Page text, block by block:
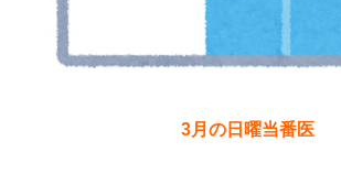
3月の日曜当番医